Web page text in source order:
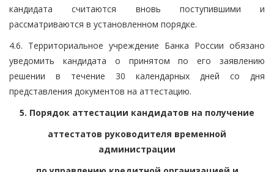
кандидата считаются вновь поступившими и
рассматриваются в установленном порядке.
4.6. Территориальное учреждение Банка России обязано
уведомить кандидата о принятом по его заявлению
решении в течение 30 календарных дней со дня
представления документов на аттестацию.
5. Порядок аттестации кандидатов на получение
аттестатов руководителя временной
администрации